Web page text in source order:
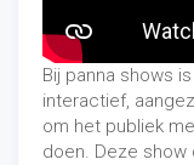
Bij panna shows
interactief,
om het publiek
doen. Deze show